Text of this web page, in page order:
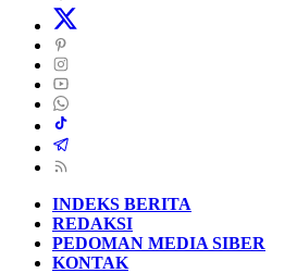
INDEKS BERITA
REDAKSI
PEDOMAN MEDIA SIBER
KONTAK